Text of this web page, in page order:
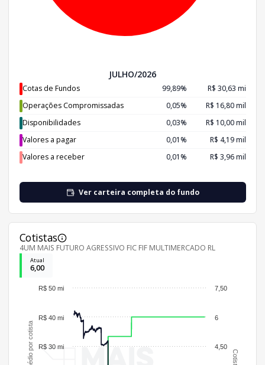
JULHO/2026
Cotas de Fundos 99,89%
R$ 30,63 mi
Operações Compromissadas
0,05%
R$ 16,80 mil
Disponibilidades
0,03%
R$ 10,00 mil
Valores a pagar
0,01%
R$ 4,19 mil
Valores a receber
0,01% R$ 3,96 mil
Ver carteira completa do fundo
Cotistas
4UM MAIS FUTURO AGRESSIVO FIC FIF MULTIMERCADO RL
Atual
6,00
4,50
6
7,50
R$ 30 mi
R$ 40 mi
R$ 50 mi